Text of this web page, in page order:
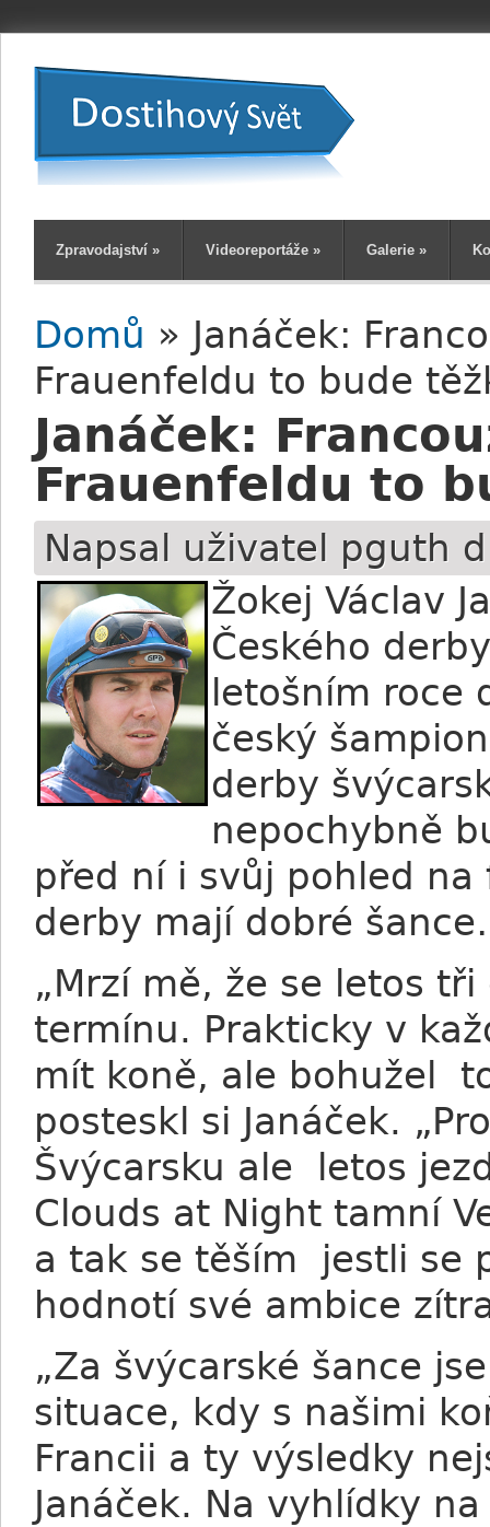
Zpravodajství » Videoreportáže » Galerie »
Jste zde
Domů » Janáček:
Frauenfeldu to bude
Janáček:
Frauenfeldu to
Napsal uživatel pguth
Žokej Václav
Českého
letošním roce
český
derby
nepochybně
před ní i svůj pohled
derby mají dobré
„Mrzí mě, že se letos
termínu. Prakticky v
mít koně, ale bohužel
posteskl si Janáček.
Švýcarsku ale letos
Clouds at Night tamní
a tak se těším jestli se
hodnotí své ambice
„Za švýcarské šance
situace, kdy s našimi
Francii a ty výsledky
Janáček. Na vyhlídky